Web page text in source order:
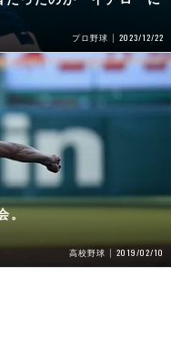
プロ野球 2023/12/22
。
高校野球 2019/02/10